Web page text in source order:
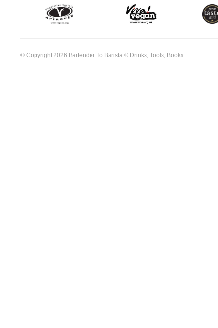
© Copyright 2026 Bartender To Barista ® Drinks, Tools, Books.